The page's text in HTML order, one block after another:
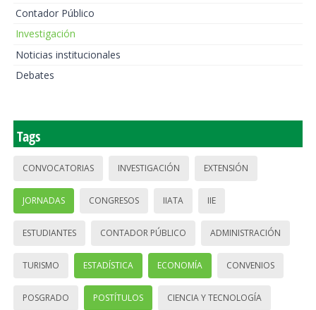
Contador Público
Investigación
Noticias institucionales
Debates
Tags
CONVOCATORIAS INVESTIGACIÓN EXTENSIÓN
JORNADAS CONGRESOS IIATA IIE
ESTUDIANTES CONTADOR PÚBLICO ADMINISTRACIÓN
TURISMO ESTADÍSTICA ECONOMÍA CONVENIOS
POSGRADO POSTÍTULOS CIENCIA Y TECNOLOGÍA